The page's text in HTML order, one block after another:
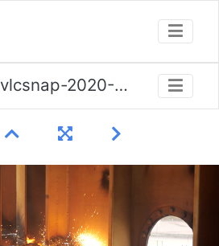
vlcsnap-2020-10-23-12h53m39s002 opti